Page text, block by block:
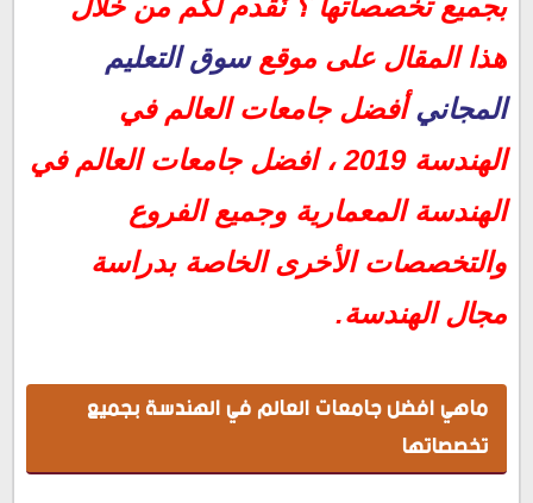
معهد ماساتشوستس للتكنولوجيا Massachusetts
Institute of Technology
جامعة ستانفورد Stanford University
Zurich
جامعة كامبريدج University of Cambridge
جامعة كاليفورنيا بيركلي University of California,
Berkeley
جامعة نانيانج للتكنولوجيا بسنغافورة Nanyang
Technological University
جامعة أوكسفورد University of Oxford
كلية لندن الامبراطورية Imperial College London
جامعة سنغافورة الوطنية National University of
Singapore
جامعة تسينغهوا Tsinghua University
بجميع تخصصاتها ؟ نُقدم لكم من خلال
هذا المقال على موقعسوق التعليم
المجانيأفضل جامعات العالم في
الهندسة 2019 ، افضل جامعات العالم في
الهندسة المعمارية وجميع الفروع
والتخصصات الأخرى الخاصة بدراسة
مجال الهندسة.
ماهي افضل جامعات العالم في الهندسة بجميع
تخصصاتها